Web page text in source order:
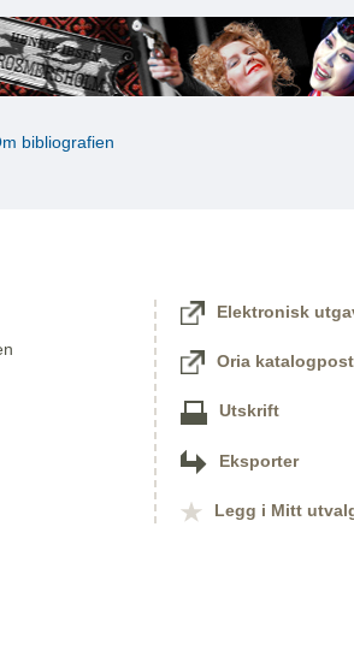
bibliografien
Elektronisk
Oria katalogpost
Utskrift
Eksporter
Legg i Mitt